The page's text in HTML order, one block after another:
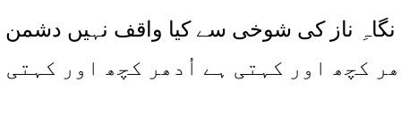
نگاہِ ناز کی شوخی سے کیا واقف نہیں دشمن
کچھ اور کہتی ہے اُدھر کچھ اور کہتی